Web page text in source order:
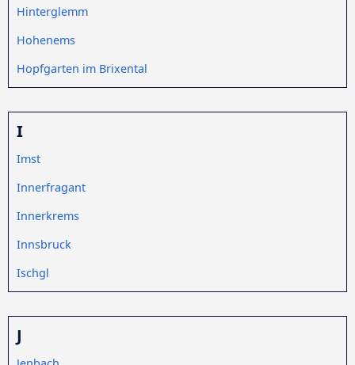
Hinterglemm
Hohenems
Hopfgarten im Brixental
I
Imst
Innerfragant
Innerkrems
Innsbruck
Ischgl
J